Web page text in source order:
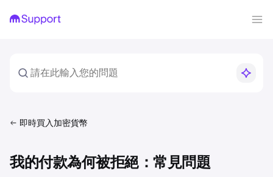
即時買入加密貨幣
我的付款為何被拒絕：常見問題